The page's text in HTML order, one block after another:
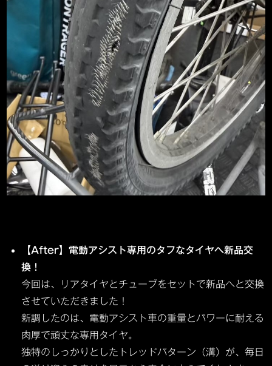
【After】電動アシスト専用のタフなタイヤへ新品交
換！
今回は、リアタイヤとチューブをセットで新品へと交換
させていただきました！
新調したのは、電動アシスト車の重量とパワーに耐える
肉厚で頑丈な専用タイヤ。
独特のしっかりとしたトレッドパターン（溝）が、毎日